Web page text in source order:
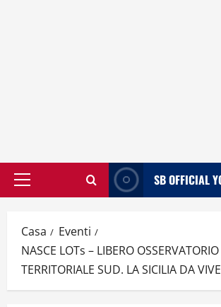
Menù
SB OFFICIAL
Casa
Eventi
NASCE LOTs – LIBERO OSSERVATORIO
TERRITORIALE SUD. LA SICILIA DA